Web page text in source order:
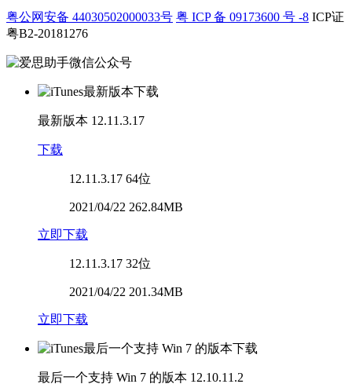
粤公网安备 44030502000033号 粤 ICP 备 09173600 号 -8 ICP证
粤B2-20181276
最新版本 12.11.3.17
下载
12.11.3.17 64位
2021/04/22 262.84MB
立即下载
12.11.3.17 32位
2021/04/22 201.34MB
立即下载
最后一个支持 Win 7 的版本 12.10.11.2